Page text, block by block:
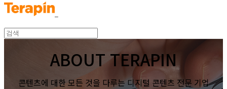
ABOUT TERAPIN
콘텐츠에 대한 모든 것을 다루는 디지털 콘텐츠 전문 기업